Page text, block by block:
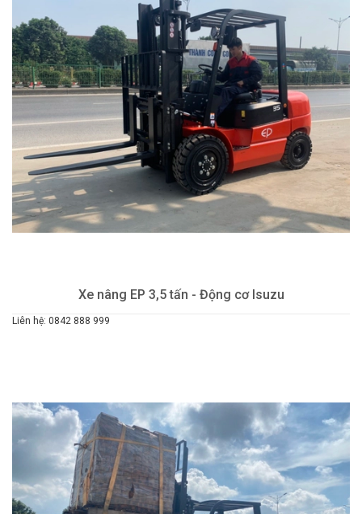
Xe nâng EP 3,5 tấn - Động cơ Isuzu
Liên hệ: 0842 888 999